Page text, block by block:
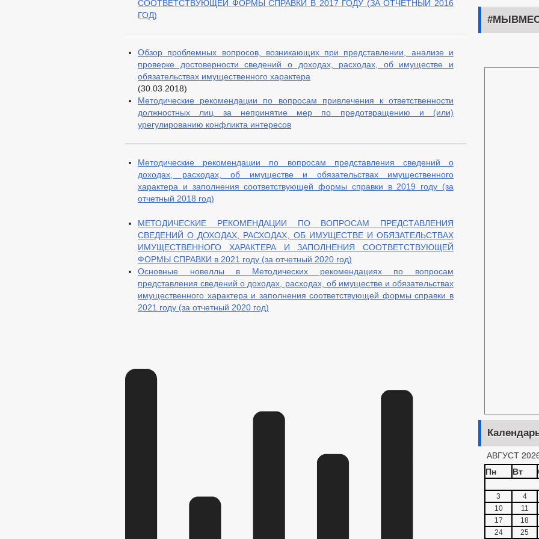
СООТВЕТСТВУЮЩЕЙ ФОРМЫ СПРАВКИ В 2017 ГОДУ (ЗА ОТЧЕТНЫЙ 2016
ГОД)
Обзор проблемных вопросов, возникающих при представлении, анализе и
проверке достоверности сведений о доходах, расходах, об имуществе и
обязательствах имущественного характера
(30.03.2018)
Методические рекомендации по вопросам привлечения к ответственности
должностных лиц за непринятие мер по предотвращению и (или)
урегулированию конфликта интересов
Методические рекомендации по вопросам представления сведений о
доходах, расходах, об имуществе и обязательствах имущественного
характера и заполнения соответствующей формы справки в 2019 году (за
отчетный 2018 год)
МЕТОДИЧЕСКИЕ РЕКОМЕНДАЦИИ ПО ВОПРОСАМ ПРЕДСТАВЛЕНИЯ
СВЕДЕНИЙ О ДОХОДАХ, РАСХОДАХ, ОБ ИМУЩЕСТВЕ И ОБЯЗАТЕЛЬСТВАХ
ИМУЩЕСТВЕННОГО ХАРАКТЕРА И ЗАПОЛНЕНИЯ СООТВЕТСТВУЮЩЕЙ
ФОРМЫ СПРАВКИ в 2021 году (за отчетный 2020 год)
Основные новеллы в Методических рекомендациях по вопросам
представления сведений о доходах, расходах, об имуществе и обязательствах
имущественного характера и заполнения соответствующей формы справки в
2021 году (за отчетный 2020 год)
АВГУСТ
Пн
Вт
3
4
10
11
17
18
24
25